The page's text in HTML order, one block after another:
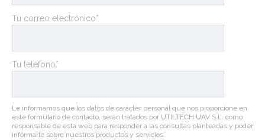
Tu correo electrónico*
Tu teléfono*
Le informamos que los datos de carácter personal que nos proporcione en
este formulario de contacto, serán tratados por UTILTECH UAV S.L. como
responsable de esta web para responder a las consultas planteadas y poder
informarle sobre nuestros productos y servicios.